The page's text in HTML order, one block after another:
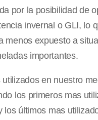
por la posibilidad de
invernal o GLI, lo
menos expuesto a
importantes.
utilizados en nuestro
los primeros mas
los últimos mas